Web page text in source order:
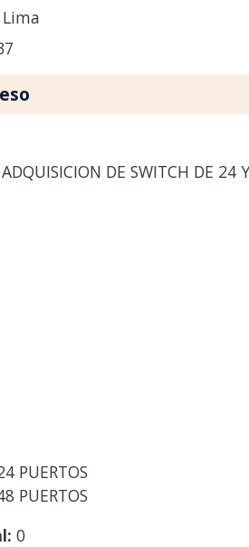
Lima
ADQUISICION DE SWITCH DE 24
PUERTOS
PUERTOS
0